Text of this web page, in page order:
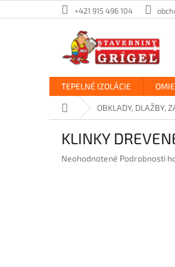
na
+421 915 496 104
TEPELNÉ IZOLÁCIE
DomovOBKLADY, DLAŽBY,
KLINKY
Priemerné
Neohodnotené Podrobnosti